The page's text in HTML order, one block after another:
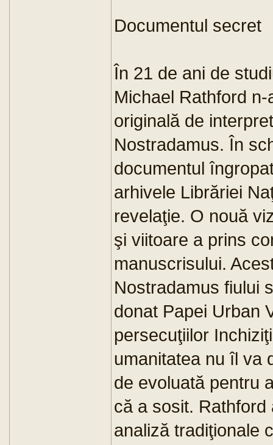
Documentul secret
În 21 de ani de
Michael Rathford
originală de
Nostradamus. În
documentul
arhivele Librăriei
revelaţie. O nouă
şi viitoare a prins
manuscrisului.
Nostradamus fiului
donat Papei Urban
persecuţiilor
umanitatea nu îl va
de evoluată pentru
că a sosit.
analiză tradiţionale